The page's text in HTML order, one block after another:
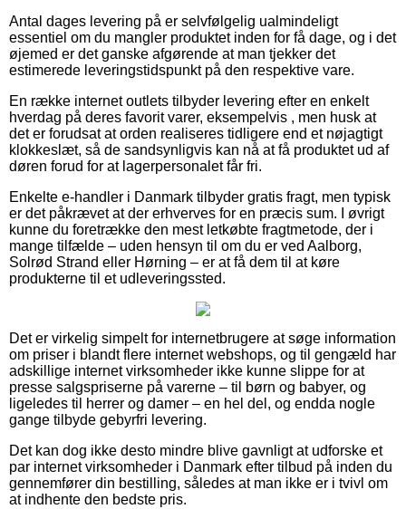
Antal dages levering på er selvfølgelig ualmindeligt
essentiel om du mangler produktet inden for få dage, og i det
øjemed er det ganske afgørende at man tjekker det
estimerede leveringstidspunkt på den respektive vare.
En række internet outlets tilbyder levering efter en enkelt
hverdag på deres favorit varer, eksempelvis , men husk at
det er forudsat at orden realiseres tidligere end et nøjagtigt
klokkeslæt, så de sandsynligvis kan nå at få produktet ud af
døren forud for at lagerpersonalet får fri.
Enkelte e-handler i Danmark tilbyder gratis fragt, men typisk
er det påkrævet at der erhverves for en præcis sum. I øvrigt
kunne du foretrække den mest letkøbte fragtmetode, der i
mange tilfælde – uden hensyn til om du er ved Aalborg,
Solrød Strand eller Hørning – er at få dem til at køre
produkterne til et udleveringssted.
Det er virkelig simpelt for internetbrugere at søge information
om priser i blandt flere internet webshops, og til gengæld har
adskillige internet virksomheder ikke kunne slippe for at
presse salgspriserne på varerne – til børn og babyer, og
ligeledes til herrer og damer – en hel del, og endda nogle
gange tilbyde gebyrfri levering.
Det kan dog ikke desto mindre blive gavnligt at udforske et
par internet virksomheder i Danmark efter tilbud på inden du
gennemfører din bestilling, således at man ikke er i tvivl om
at indhente den bedste pris.